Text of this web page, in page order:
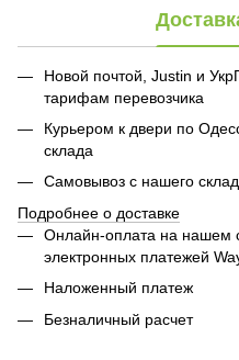
Новой почтой, Justin и
тарифам перевозчика
Курьером к двери по
склада
Самовывоз с нашего
Подробнее о доставке
Онлайн-оплата на нашем
электронных платежей
Наложенный платеж
Безналичный расчет